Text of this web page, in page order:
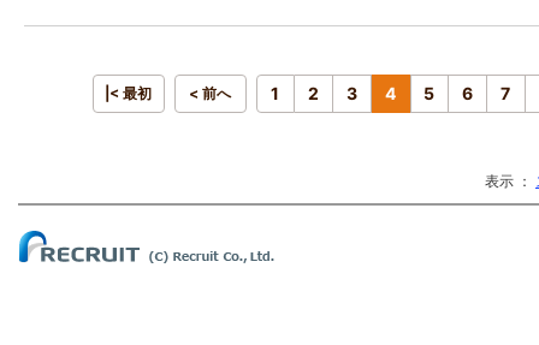
|< 最初 < 前へ 1 2 3 4 5 6 7
表示 ：